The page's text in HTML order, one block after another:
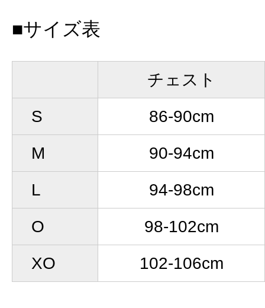
■サイズ表
チェスト
S
86-90cm
M
90-94cm
L
94-98cm
O
98-102cm
XO
102-106cm